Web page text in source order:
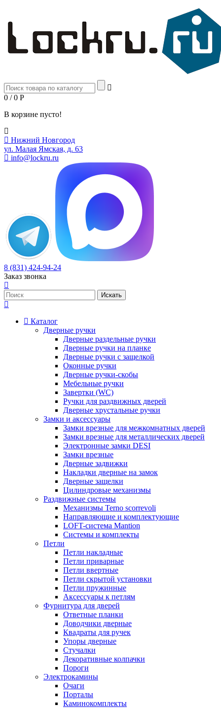
0 / 0 Р
В корзине пусто!
Нижний Новгород
ул. Малая Ямская, д. 63
info@lockru.ru
8 (831) 424-94-24
Заказ звонка
Каталог
Дверные ручки
Дверные раздельные ручки
Дверные ручки на планке
Дверные ручки с защелкой
Оконные ручки
Дверные ручки-скобы
Мебельные ручки
Завертки (WC)
Ручки для раздвижных дверей
Дверные хрустальные ручки
Замки и аксессуары
Замки врезные для межкомнатных дверей
Замки врезные для металлических дверей
Электронные замки DESI
Замки врезные
Дверные задвижки
Накладки дверные на замок
Дверные защелки
Цилиндровые механизмы
Раздвижные системы
Механизмы Terno scorrevoli
Направляющие и комплектующие
LOFT-cистема Mantion
Системы и комплекты
Петли
Петли накладные
Петли приварные
Петли ввертные
Петли скрытой установки
Петли пружинные
Аксессуары к петлям
Фурнитура для дверей
Ответные планки
Доводчики дверные
Квадраты для ручек
Упоры дверные
Стучалки
Декоративные колпачки
Пороги
Электрокамины
Очаги
Порталы
Каминокомплекты